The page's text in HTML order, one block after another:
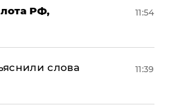
РФ,
11:54
слова
11:39